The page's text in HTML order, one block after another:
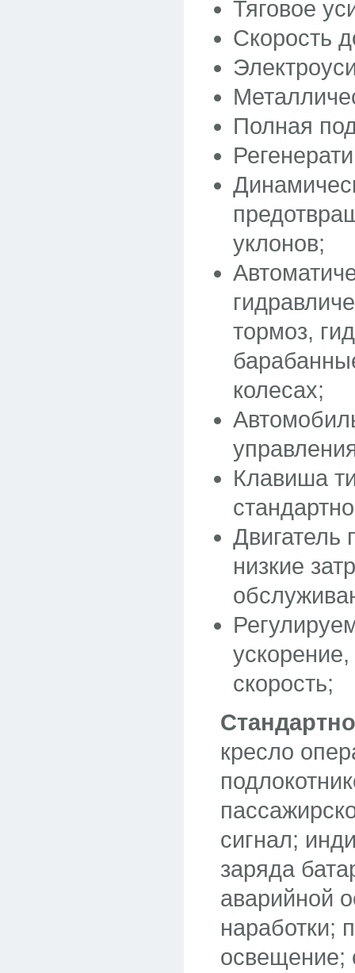
Тяговое
Скорость
Полная
уклонов;
тормоз,
колесах;
Клавиша
Двигатель
низкие
скорость;
кресло
сигнал;
заряда
аварийной
наработки;
освещение;